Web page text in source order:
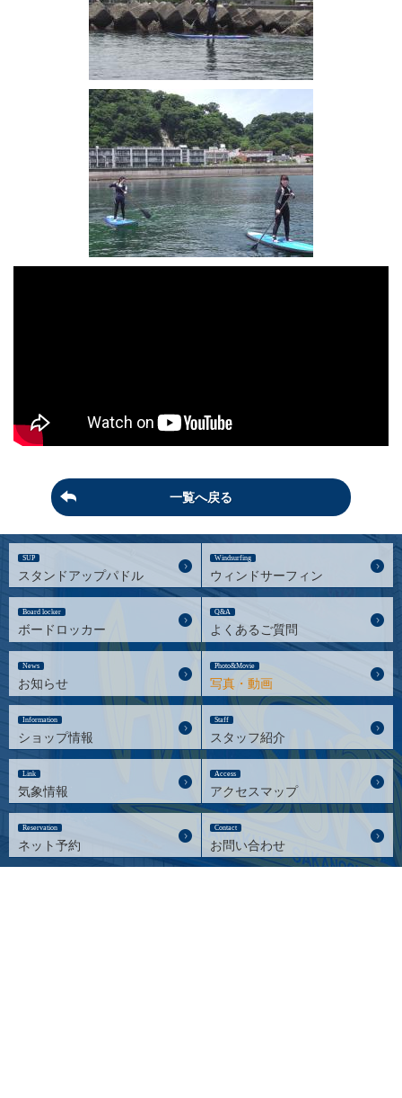
一覧へ戻る
SUP
スタンドアップパドル
Windsurfing
ウィンドサーフィン
Board locker
ボードロッカー
Q&A
よくあるご質問
News
お知らせ
Photo&Movie
写真・動画
Information
ショップ情報
Staff
スタッフ紹介
Link
気象情報
Access
アクセスマップ
Reservation
ネット予約
Contact
お問い合わせ